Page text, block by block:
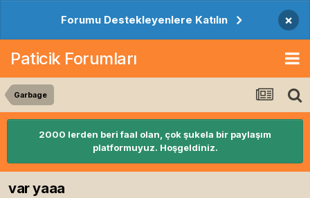
Forumu Destekleyenlere Katılın ×
Paticik Forumları
Garbage
2000 lerden beri faal olan, çok şukela bir paylaşım
platformuyuz. Hoşgeldiniz.
var yaaa